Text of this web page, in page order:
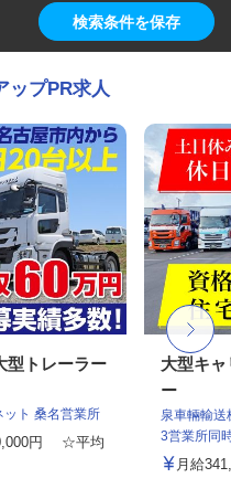
検索条件を保存
ップPR求人
型トレーラー
ト 桑名営業所
円 ☆平均
大型キ
ー
泉車輛輸
3営業所同
月給